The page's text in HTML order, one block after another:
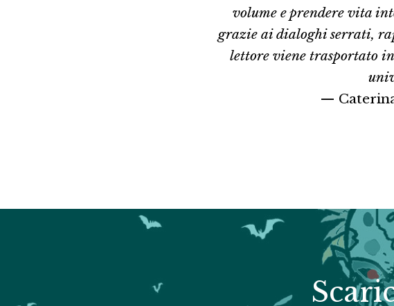
volume e prendere vita
grazie ai dialoghi serrati,
lettore viene trasportato
—